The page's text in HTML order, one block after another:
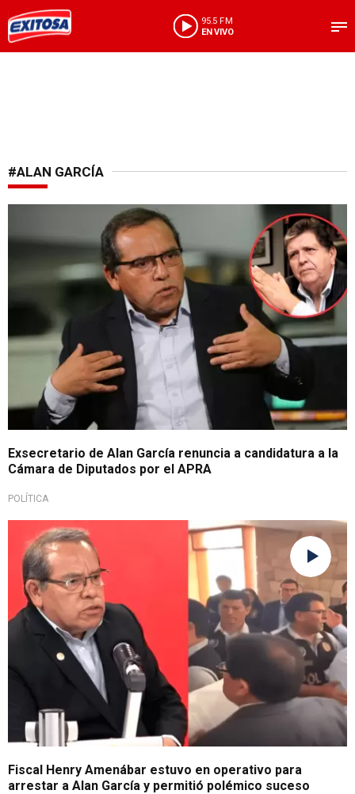
95.5 FM
EN VIVO
#ALAN GARCÍA
¡Siguen las renuncias!
Exsecretario de Alan García renuncia a candidatura a la
Cámara de Diputados por el APRA
POLÍTICA
Increpó situación
Fiscal Henry Amenábar estuvo en operativo para
arrestar a Alan García y permitió polémico suceso